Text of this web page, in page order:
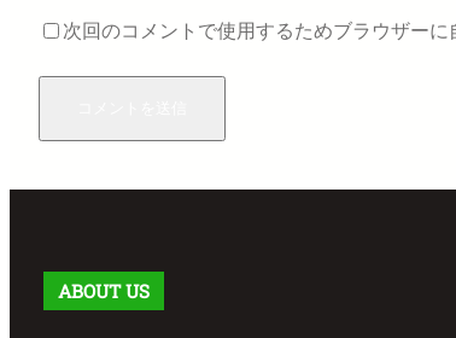
次回のコメントで使用するためブラウザー
ABOUT US